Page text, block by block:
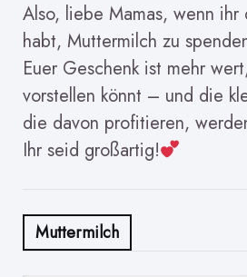
Also, liebe Mamas, wenn
habt, Muttermilch zu
Euer Geschenk ist mehr
vorstellen könnt – und die
die davon profitieren,
Ihr seid großartig!
Muttermilch